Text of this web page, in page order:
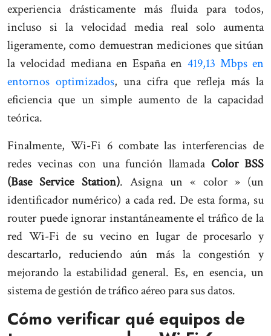
experiencia drásticamente más fluida para todos,
incluso si la velocidad media real solo aumenta
ligeramente, como demuestran mediciones que sitúan
la velocidad mediana en España en 419,13 Mbps en
entornos optimizados, una cifra que refleja más la
eficiencia que un simple aumento de la capacidad
teórica.
Finalmente, Wi-Fi 6 combate las interferencias de
redes vecinas con una función llamadaColor BSS
(Base Service Station). Asigna un « color » (un
identificador numérico) a cada red. De esta forma, su
router puede ignorar instantáneamente el tráfico de la
red Wi-Fi de su vecino en lugar de procesarlo y
descartarlo, reduciendo aún más la congestión y
mejorando la estabilidad general. Es, en esencia, un
sistema de gestión de tráfico aéreo para sus datos.
Cómo verificar qué equipos de